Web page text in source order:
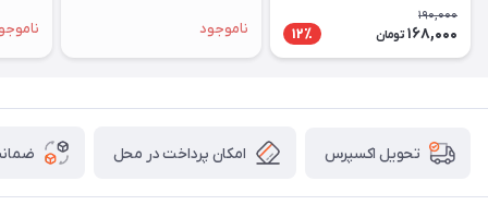
190,000
168,000 تومان 12٪ ناموجود
تحویل اکسپرس امکان پرداخت در محل